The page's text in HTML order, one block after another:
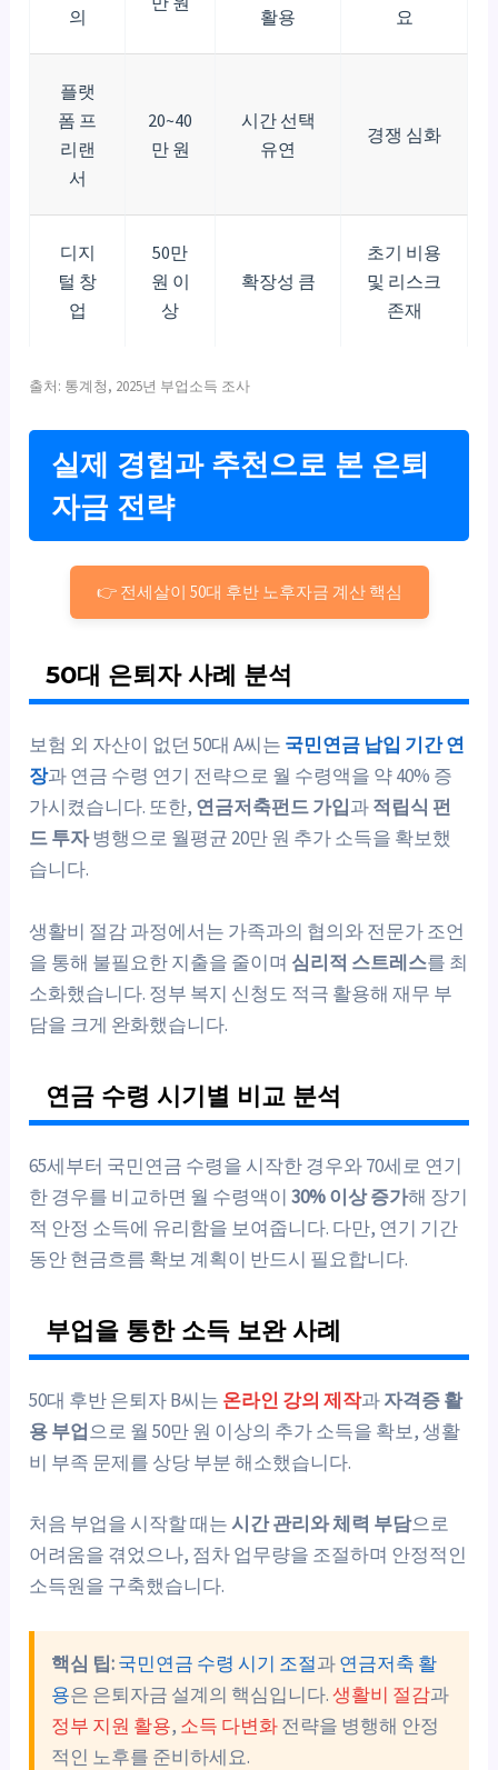
의 활용 요
플랫
폼 프
리랜
서
20~40
만 원
시간 선택
유연
경쟁 심화
디지
털 창
업
50만
원 이
상
확장성 큼
초기 비용
및 리스크
존재
출처: 통계청, 2025년 부업소득 조사
실제 경험과 추천으로 본 은퇴
자금 전략
👉 전세살이 50대 후반 노후자금 계산 핵심
50대 은퇴자 사례 분석
보험 외 자산이 없던 50대 A씨는 국민연금 납입 기간 연
장과 연금 수령 연기 전략으로 월 수령액을 약 40% 증
가시켰습니다. 또한, 연금저축펀드 가입과적립식 펀
드 투자병행으로 월평균 20만 원 추가 소득을 확보했
습니다.
생활비 절감 과정에서는 가족과의 협의와 전문가 조언
을 통해 불필요한 지출을 줄이며 심리적 스트레스를 최
소화했습니다. 정부 복지 신청도 적극 활용해 재무 부
담을 크게 완화했습니다.
연금 수령 시기별 비교 분석
65세부터 국민연금 수령을 시작한 경우와 70세로 연기
한 경우를 비교하면 월 수령액이30% 이상 증가해 장기
적 안정 소득에 유리함을 보여줍니다. 다만, 연기 기간
동안 현금흐름 확보 계획이 반드시 필요합니다.
부업을 통한 소득 보완 사례
50대 후반 은퇴자 B씨는 온라인 강의 제작과자격증 활
용 부업으로 월 50만 원 이상의 추가 소득을 확보, 생활
비 부족 문제를 상당 부분 해소했습니다.
처음 부업을 시작할 때는시간 관리와 체력 부담으로
어려움을 겪었으나, 점차 업무량을 조절하며 안정적인
소득원을 구축했습니다.
핵심 팁:국민연금 수령 시기 조절과연금저축 활
용은 은퇴자금 설계의 핵심입니다.생활비 절감과
정부 지원 활용, 소득 다변화전략을 병행해 안정
적인 노후를 준비하세요.